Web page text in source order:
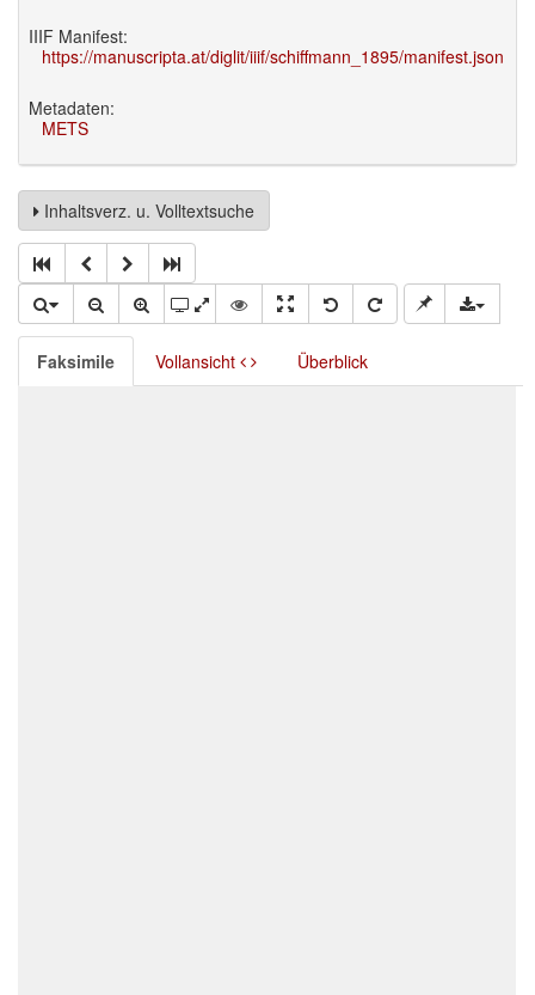
IIIF Manifest:
https://manuscripta.at/diglit/iiif/schiffmann_1895/manifest.json
Metadaten:
METS
Inhaltsverz. u. Volltextsuche
Faksimile Vollansicht Überblick